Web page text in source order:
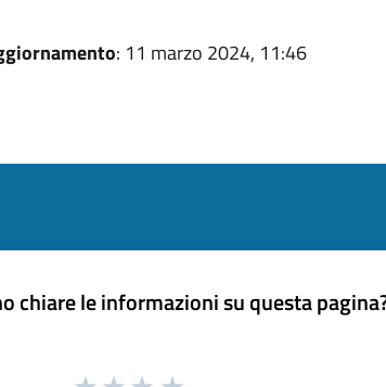
: 11 marzo 2024, 11:46
chiare le informazioni su questa